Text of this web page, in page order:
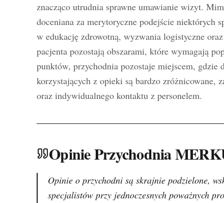
znacząco utrudnia sprawne umawianie wizyt.
doceniana za merytoryczne podejście niektórych
w edukację zdrowotną, wyzwania logistyczne
pacjenta pozostają obszarami, które wymagają
punktów, przychodnia pozostaje miejscem, gdzie
korzystających z opieki są bardzo zróżnicowane,
oraz indywidualnego kontaktu z personelem.
Opinie Przychodnia
Opinie o przychodni są skrajnie podzielone,
specjalistów przy jednoczesnych poważnych